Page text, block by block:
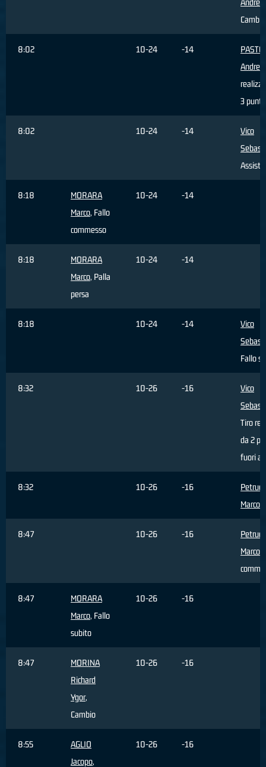
Cambio
8:02 10-24 -14
Andrea
3 punti
8:02 10-24 -14
Vico
Assist
8:18
MORARA
Marco, Fallo
commesso
10-24 -14
8:18
MORARA
Marco, Palla
persa
10-24 -14
8:18 10-24 -14
Vico
Fallo
8:32 10-26 -16
Vico
Tiro
da 2
fuori
8:32 10-26 -16
Petrucci
Marco
8:47 10-26 -16
Petrucci
Marco
8:47
MORARA
Marco, Fallo
subito
10-26 -16
8:47
MORINA
Richard
Ygor,
Cambio
10-26 -16
8:55
AGLIO
Jacopo,
10-26 -16